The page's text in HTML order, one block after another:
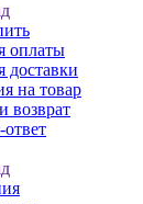
оплаты
доставки
на товар
возврат